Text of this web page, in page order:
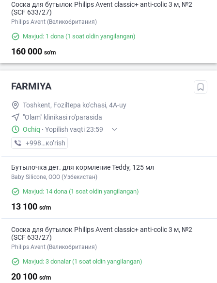
Соска для бутылок Philips Avent classic+ anti-colic 3 м, №2
(SCF 633/27)
Philips Avent (Великобритания)
Mavjud: 1 dona (1 soat oldin yangilangan)
160 000 so'm
FARMIYA
Toshkent, Foziltepa ko'chasi, 4A-uy
"Olam" klinikasi ro'parasida
Ochiq · Yopilish vaqti 23:59
+998 (95) XXX-XX-XX
кo’rish
Бутылочка дет. для кормление Teddy, 125 мл
Baby Silicone, OOO (Узбекистан)
Mavjud: 14 dona (1 soat oldin yangilangan)
13 100 so'm
Соска для бутылок Philips Avent classic+ anti-colic 3 м, №2
(SCF 633/27)
Philips Avent (Великобритания)
Mavjud: 3 donalar(1 soat oldin yangilangan)
20 100 so'm